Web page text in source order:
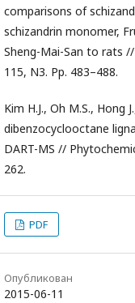
comparisons of
schizandrin monomer,
Sheng-Mai-San to rats
115, N3. Pp. 483–488.
Kim H.J., Oh M.S., Hong
dibenzocyclooctane
DART-MS //
262.
PDF
Опубликован
2015-06-11